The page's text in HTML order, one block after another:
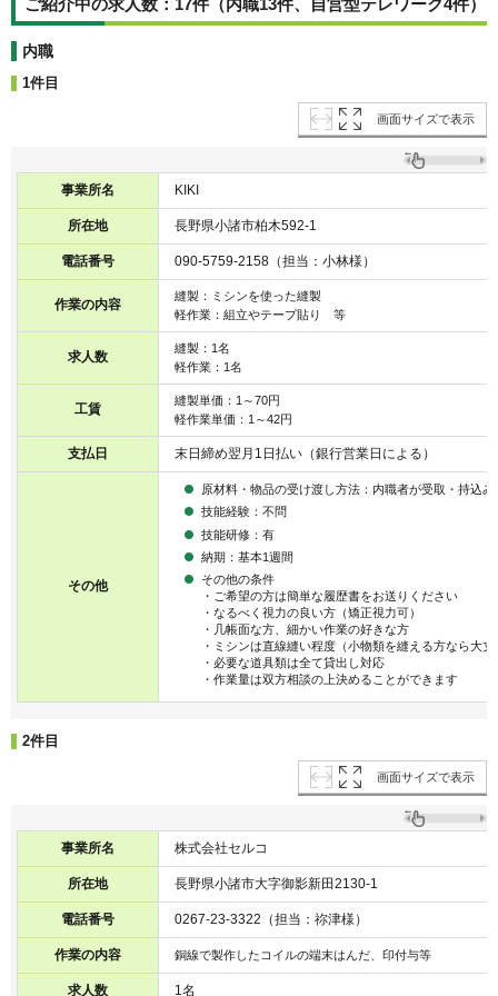
ご紹介中の求人数：17件（内職13件、自営型テレワーク4件）
内職
1件目
画面サイズで表示
事業所名 KIKI
所在地 長野県小諸市柏木592-1
電話番号 090-5759-2158（担当：小林様）
作業の内容
縫製：ミシンを使った縫製
軽作業：組立やテープ貼り 等
求人数
縫製：1名
軽作業：1名
工賃
縫製単価：1～70円
軽作業単価：1～42円
支払日 末日締め翌月1日払い（銀行営業日による）
その他
原材料・物品の受け渡し方法：内職者が受取・持込み
技能経験：不問
技能研修：有
納期：基本1週間
その他の条件
・ご希望の方は簡単な履歴書をお送りください
・なるべく視力の良い方（矯正視力可）
・几帳面な方、細かい作業の好きな方
・ミシンは直線縫い程度（小物類を縫える方なら大
・必要な道具類は全て貸出し対応
・作業量は双方相談の上決めることができます
2件目
画面サイズで表示
事業所名 株式会社セルコ
所在地 長野県小諸市大字御影新田2130-1
電話番号 0267-23-3322（担当：祢津様）
作業の内容 銅線で製作したコイルの端末はんだ、印付与等
求人数 1名